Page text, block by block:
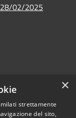
02/2025
×
strettamente
del sito,